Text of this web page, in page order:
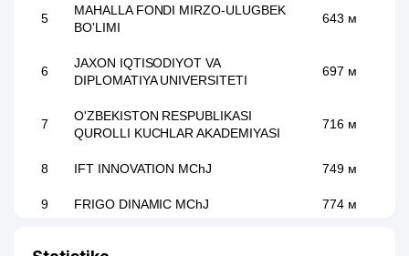
5
MAHALLA FONDI MIRZO-ULUGBEK
BO'LIMI
643 м
6
JAXON IQTISODIYOT VA
DIPLOMATIYA UNIVERSITETI
697 м
7
O'ZBEKISTON RESPUBLIKASI
QUROLLI KUCHLAR AKADEMIYASI
716 м
8 IFT INNOVATION MChJ 749 м
9 FRIGO DINAMIC MChJ 774 м
10